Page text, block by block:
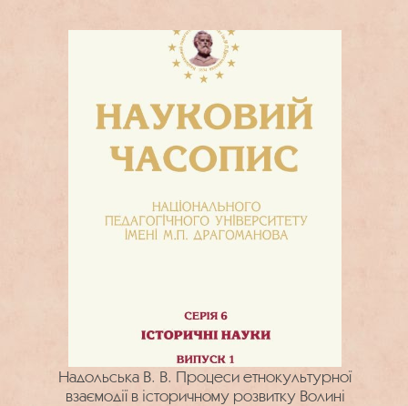
Надольська В. В. Процеси етнокультурної
взаємодії в історичному розвитку Волині